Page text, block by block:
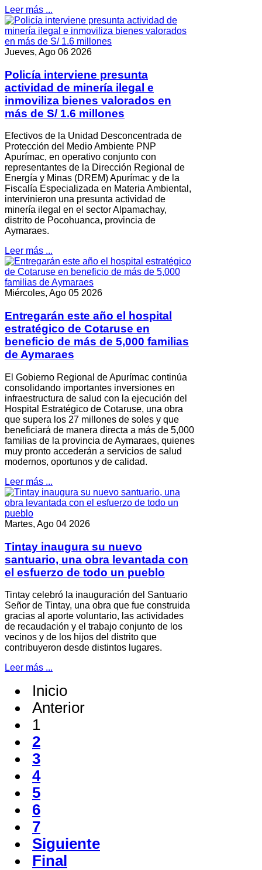
Leer más ...
Jueves, Ago 06 2026
Policía interviene presunta
actividad de minería ilegal e
inmoviliza bienes valorados en
más de S/ 1.6 millones
Efectivos de la Unidad Desconcentrada de
Protección del Medio Ambiente PNP
Apurímac, en operativo conjunto con
representantes de la Dirección Regional de
Energía y Minas (DREM) Apurímac y de la
Fiscalía Especializada en Materia Ambiental,
intervinieron una presunta actividad de
minería ilegal en el sector Alpamachay,
distrito de Pocohuanca, provincia de
Aymaraes.
Leer más ...
Miércoles, Ago 05 2026
Entregarán este año el hospital
estratégico de Cotaruse en
beneficio de más de 5,000 familias
de Aymaraes
El Gobierno Regional de Apurímac continúa
consolidando importantes inversiones en
infraestructura de salud con la ejecución del
Hospital Estratégico de Cotaruse, una obra
que supera los 27 millones de soles y que
beneficiará de manera directa a más de 5,000
familias de la provincia de Aymaraes, quienes
muy pronto accederán a servicios de salud
modernos, oportunos y de calidad.
Leer más ...
Martes, Ago 04 2026
Tintay inaugura su nuevo
santuario, una obra levantada con
el esfuerzo de todo un pueblo
Tintay celebró la inauguración del Santuario
Señor de Tintay, una obra que fue construida
gracias al aporte voluntario, las actividades
de recaudación y el trabajo conjunto de los
vecinos y de los hijos del distrito que
contribuyeron desde distintos lugares.
Leer más ...
Inicio
Anterior
1
2
3
4
5
6
7
Siguiente
Final